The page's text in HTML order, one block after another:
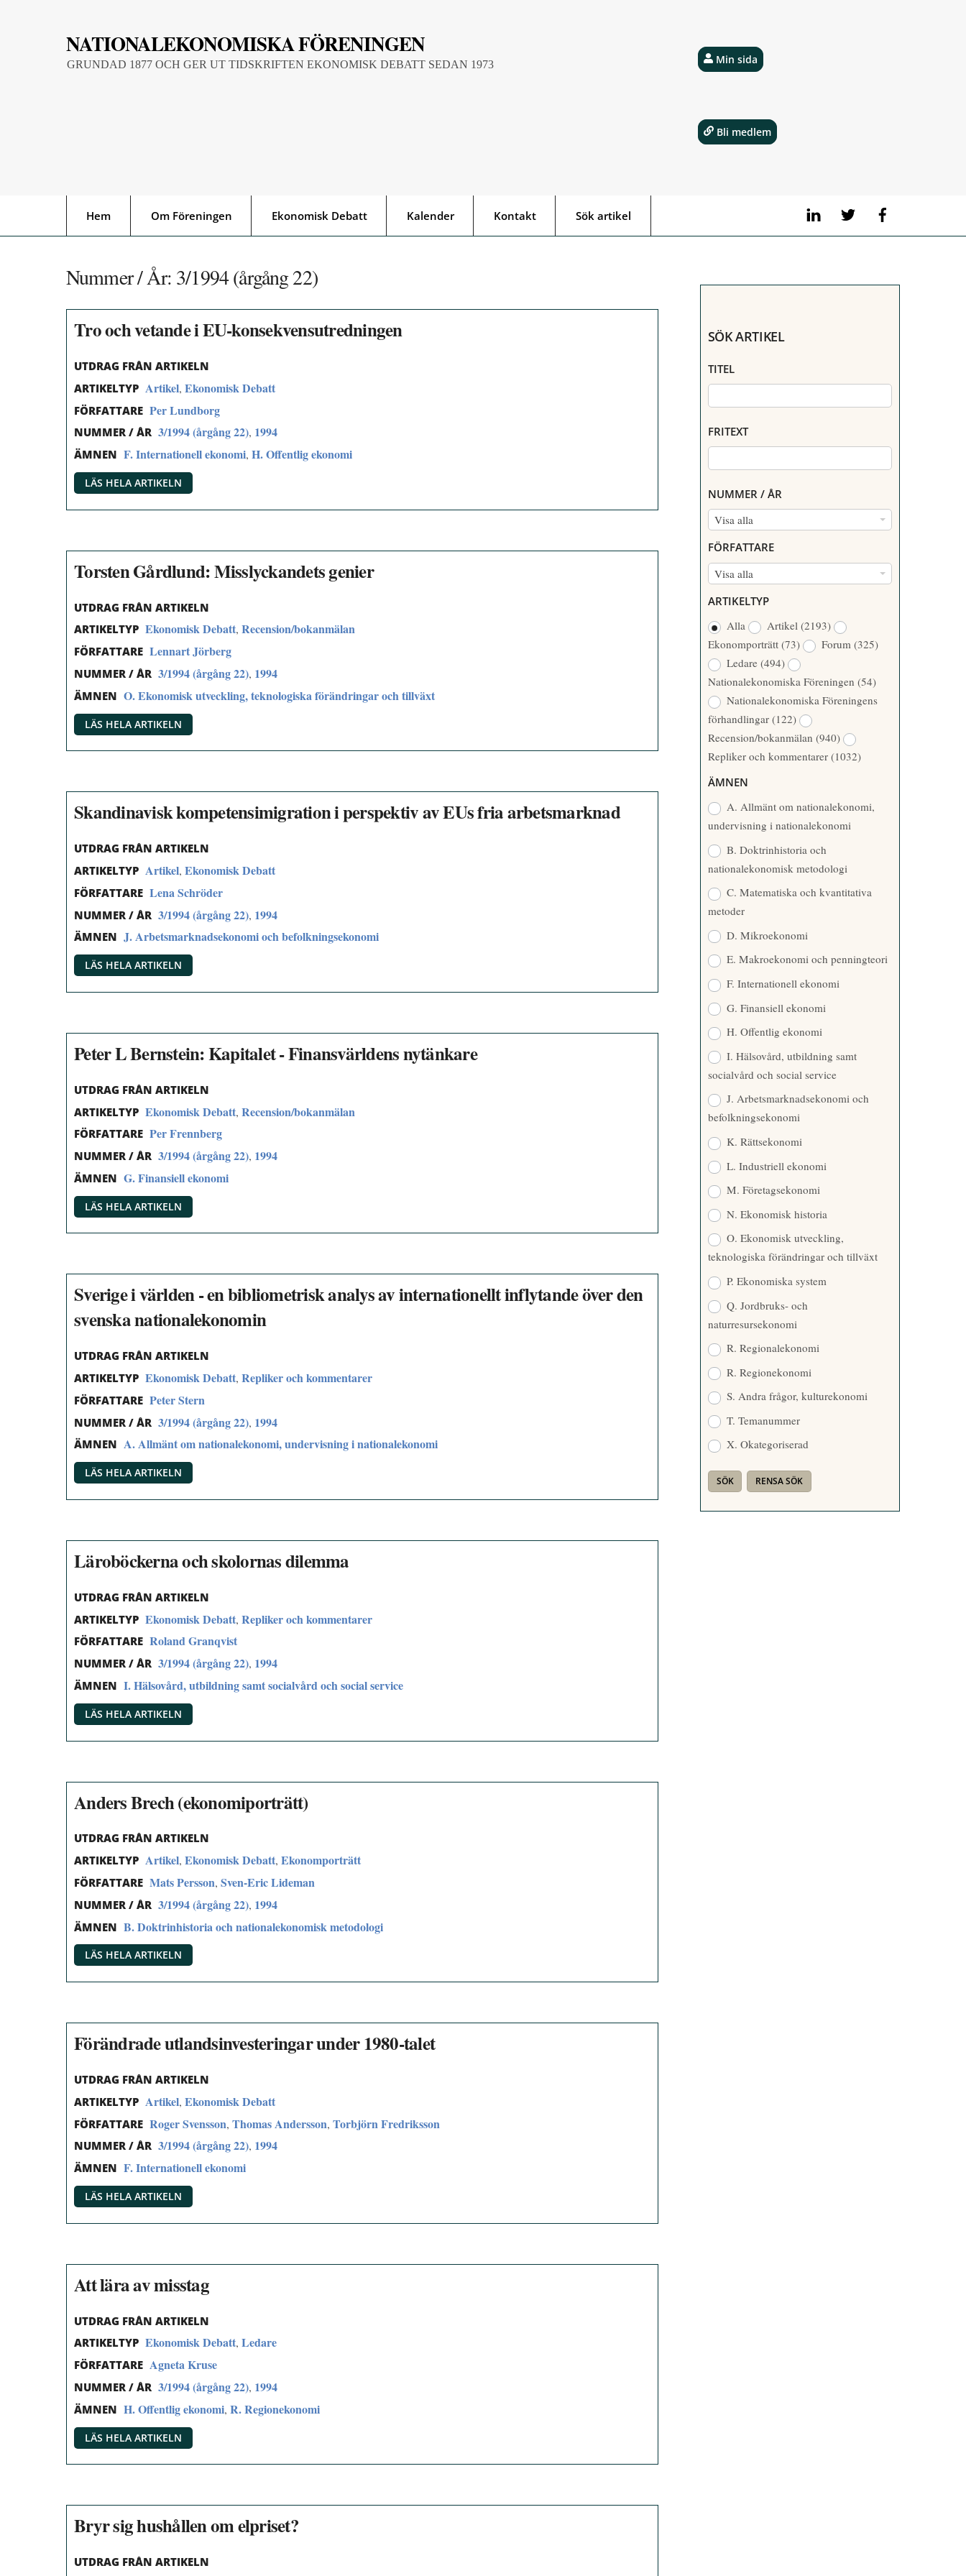
NATIONALEKONOMISKA FÖRENINGEN
GRUNDAD 1877 OCH GER UT TIDSKRIFTEN EKONOMISK DEBATT SEDAN 1973
LinkedIn Twitter
Hem Om Föreningen Ekonomisk Debatt Kalender Kontakt Sök artikel
Min sida
Bli medlem
Nummer / År: 3/1994 (årgång 22)
Tro och vetande i EU-konsekvensutredningen
UTDRAG FRÅN ARTIKELN
ARTIKELTYP Artikel, Ekonomisk Debatt
FÖRFATTARE Per Lundborg
NUMMER / ÅR 3/1994 (årgång 22), 1994
ÄMNEN F. Internationell ekonomi, H. Offentlig ekonomi
LÄS HELA ARTIKELN
Torsten Gårdlund: Misslyckandets genier
UTDRAG FRÅN ARTIKELN
ARTIKELTYP Ekonomisk Debatt, Recension/bokanmälan
FÖRFATTARE Lennart Jörberg
NUMMER / ÅR 3/1994 (årgång 22), 1994
ÄMNEN O. Ekonomisk utveckling, teknologiska förändringar och tillväxt
LÄS HELA ARTIKELN
Skandinavisk kompetensimigration i perspektiv av EUs fria arbetsmarknad
UTDRAG FRÅN ARTIKELN
ARTIKELTYP Artikel, Ekonomisk Debatt
FÖRFATTARE Lena Schröder
NUMMER / ÅR 3/1994 (årgång 22), 1994
ÄMNEN J. Arbetsmarknadsekonomi och befolkningsekonomi
LÄS HELA ARTIKELN
Peter L Bernstein: Kapitalet - Finansvärldens nytänkare
UTDRAG FRÅN ARTIKELN
ARTIKELTYP Ekonomisk Debatt, Recension/bokanmälan
FÖRFATTARE Per Frennberg
NUMMER / ÅR 3/1994 (årgång 22), 1994
ÄMNEN G. Finansiell ekonomi
LÄS HELA ARTIKELN
Sverige i världen - en bibliometrisk analys av internationellt inflytande över den
svenska nationalekonomin
UTDRAG FRÅN ARTIKELN
ARTIKELTYP Ekonomisk Debatt, Repliker och kommentarer
FÖRFATTARE Peter Stern
NUMMER / ÅR 3/1994 (årgång 22), 1994
ÄMNEN A. Allmänt om nationalekonomi, undervisning i nationalekonomi
LÄS HELA ARTIKELN
Läroböckerna och skolornas dilemma
UTDRAG FRÅN ARTIKELN
ARTIKELTYP Ekonomisk Debatt, Repliker och kommentarer
FÖRFATTARE Roland Granqvist
NUMMER / ÅR 3/1994 (årgång 22), 1994
ÄMNEN I. Hälsovård, utbildning samt socialvård och social service
LÄS HELA ARTIKELN
Anders Brech (ekonomiporträtt)
UTDRAG FRÅN ARTIKELN
ARTIKELTYP Artikel, Ekonomisk Debatt, Ekonomporträtt
FÖRFATTARE Mats Persson, Sven-Eric Lideman
NUMMER / ÅR 3/1994 (årgång 22), 1994
ÄMNEN B. Doktrinhistoria och nationalekonomisk metodologi
LÄS HELA ARTIKELN
Förändrade utlandsinvesteringar under 1980-talet
UTDRAG FRÅN ARTIKELN
ARTIKELTYP Artikel, Ekonomisk Debatt
FÖRFATTARE Roger Svensson, Thomas Andersson, Torbjörn Fredriksson
NUMMER / ÅR 3/1994 (årgång 22), 1994
ÄMNEN F. Internationell ekonomi
LÄS HELA ARTIKELN
Att lära av misstag
UTDRAG FRÅN ARTIKELN
ARTIKELTYP Ekonomisk Debatt, Ledare
FÖRFATTARE Agneta Kruse
NUMMER / ÅR 3/1994 (årgång 22), 1994
ÄMNEN H. Offentlig ekonomi, R. Regionekonomi
LÄS HELA ARTIKELN
Bryr sig hushållen om elpriset?
UTDRAG FRÅN ARTIKELN
SÖK ARTIKEL
TITEL
FRITEXT
NUMMER / ÅR
Visa alla
N
M
M
/
Å
R
FÖRFATTARE
Visa alla
R
F
A
T
T
A
R
E
ARTIKELTYP
Alla
Artikel (2193)
Ekonomporträtt (73) Forum (325)
Ledare (494)
Nationalekonomiska Föreningen (54)
Nationalekonomiska Föreningens
förhandlingar (122)
Recension/bokanmälan (940)
Repliker och kommentarer (1032)
ÄMNEN
A. Allmänt om nationalekonomi,
undervisning i nationalekonomi
B. Doktrinhistoria och
nationalekonomisk metodologi
C. Matematiska och kvantitativa
metoder
D. Mikroekonomi
E. Makroekonomi och penningteori
F. Internationell ekonomi
G. Finansiell ekonomi
H. Offentlig ekonomi
I. Hälsovård, utbildning samt
socialvård och social service
J. Arbetsmarknadsekonomi och
befolkningsekonomi
K. Rättsekonomi
L. Industriell ekonomi
M. Företagsekonomi
N. Ekonomisk historia
O. Ekonomisk utveckling,
teknologiska förändringar och tillväxt
P. Ekonomiska system
Q. Jordbruks- och
naturresursekonomi
R. Regionalekonomi
R. Regionekonomi
S. Andra frågor, kulturekonomi
T. Temanummer
X. Okategoriserad